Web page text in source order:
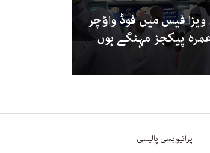
فیس میں فوڈ واؤچر
پیکجز مہنگے ہوں
پرائیویسی پالیسی